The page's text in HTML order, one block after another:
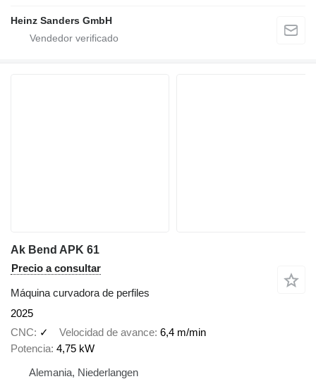
Heinz Sanders GmbH
Ak Bend APK 61
Precio a consultar
Máquina curvadora de perfiles
2025
CNC
✓ Velocidad de avance 6,4 m/min
Potencia 4,75 kW
Alemania, Niederlangen